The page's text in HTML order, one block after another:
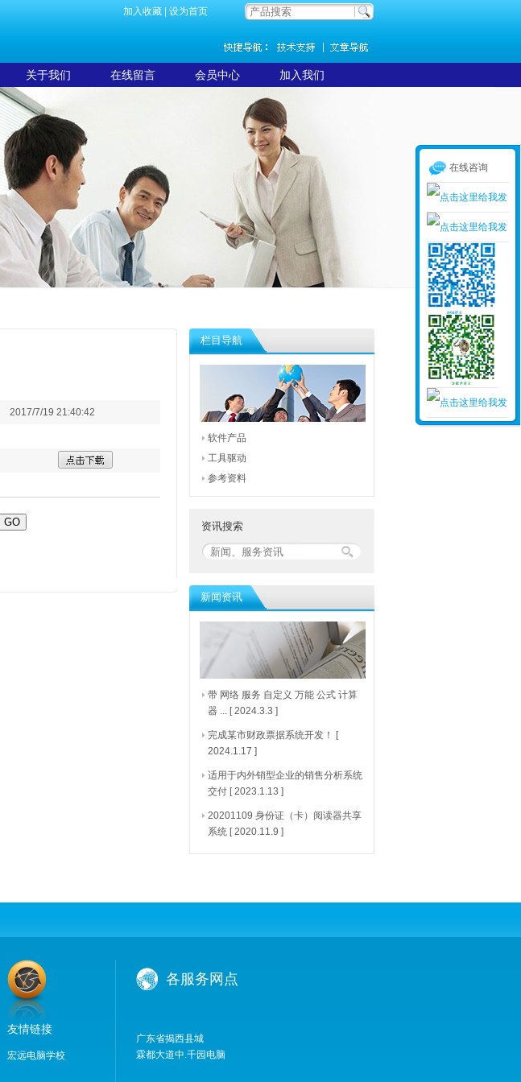
加入收藏 设为首页
关于我们 在线留言 会员中心 加入我们
2017/7/19 21:40:42
栏目导航
软件产品
工具驱动
参考资料
资讯搜索
新闻资讯
带 网络 服务 自定义 万能 公式 计算
器 ... [ 2024.3.3 ]
完成某市财政票据系统开发！
[
2024.1.17 ]
适用于内外销型企业的销售分析系统
交付 [ 2023.1.13 ]
20201109 身份证（卡）阅读器共享
系统 [ 2020.11.9 ]
友情链接
宏远电脑学校
各服务网点
广东省揭西县城
霖都大道中.千园电脑
在线咨询